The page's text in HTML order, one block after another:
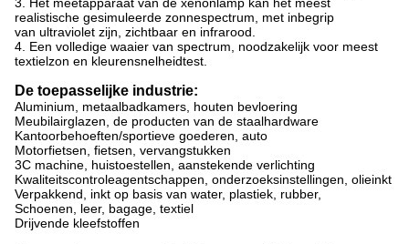
realistische gesimuleerde zonnespectrum, met inbegrip
van ultraviolet zijn, zichtbaar en infrarood.
4. Een volledige waaier van spectrum, noodzakelijk voor meest
textielzon en kleurensnelheidtest.
De toepasselijke industrie:
Aluminium, metaalbadkamers, houten bevloering
Meubilairglazen, de producten van de staalhardware
Kantoorbehoeften/sportieve goederen, auto
Motorfietsen, fietsen, vervangstukken
3C machine, huistoestellen, aanstekende verlichting
Kwaliteitscontroleagentschappen, onderzoeksinstellingen, olieinkt
Verpakkend, inkt op basis van water, plastiek, rubber,
Schoenen, leer, bagage, textiel
Drijvende kleefstoffen